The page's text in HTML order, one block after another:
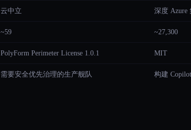
云中立 深度 Azure
~59 ~27,300
PolyForm Perimeter License 1.0.1 MIT
需要安全优先治理的生产舰队 构建